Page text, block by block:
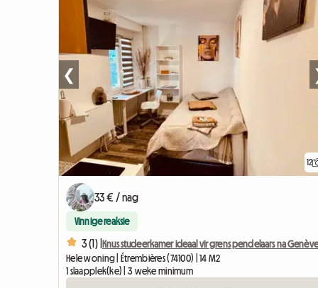
12
❮
33 € / nag
Vinnige reaksie
3 (1) |Knus studeerkamer ideaal vir grens pendelaars na Genève
Hele woning | Étrembières (74100) | 14 M2
1 slaapplek(ke) | 3 weke minimum